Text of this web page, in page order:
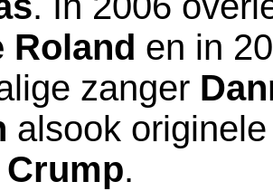
Roland en in
zanger
alsook
.